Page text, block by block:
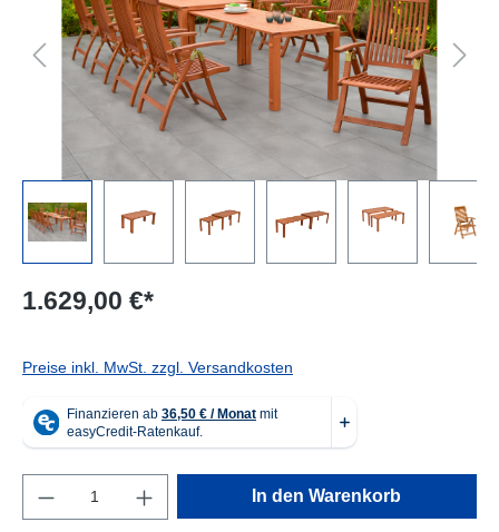
1.629,00 €*
Preise inkl. MwSt. zzgl. Versandkosten
Produkt Anzahl: Gib den gewünschten
In den Warenkorb